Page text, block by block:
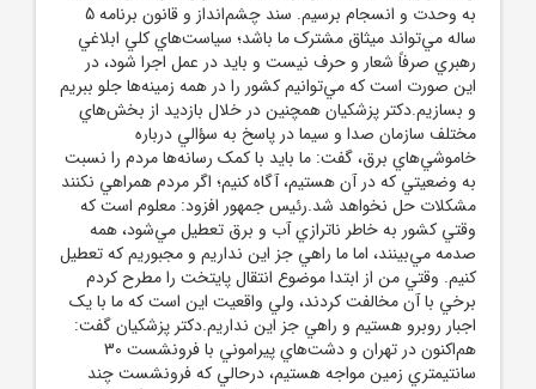
به وحدت و انسجام برسيم. سند چشم‌انداز و قانون برنامه 5
ساله مي‌تواند ميثاق مشترک ما باشد؛ سياست‌هاي کلي ابلاغي
رهبري صرفاً شعار و حرف نيست و بايد در عمل اجرا شود، در
اين صورت است که مي‌توانيم کشور را در همه زمينه‌ها جلو ببريم
و بسازيم.دکتر پزشکيان همچنين در خلال بازديد از بخش‌هاي
مختلف سازمان صدا و سيما در پاسخ به سؤالي درباره
خاموشي‌هاي برق، گفت: ما بايد با کمک رسانه‌ها مردم را نسبت
به وضعيتي که در آن هستيم، آگاه کنيم؛ اگر مردم همراهي نکنند
مشکلات حل نخواهد شد.رئيس جمهور افزود: معلوم است که
وقتي کشور به خاطر ناترازي آب و برق تعطيل مي‌شود، همه
صدمه مي‌بينند، اما ما راهي جز اين نداريم و مجبوريم که تعطيل
کنيم. وقتي من از ابتدا موضوع انتقال پايتخت را مطرح کردم
برخي با آن مخالفت کردند، ولي واقعيت اين است که ما با يک
اجبار روبرو هستيم و راهي جز اين نداريم.دکتر پزشکيان گفت:
هم‌اکنون در تهران و دشت‌هاي پيراموني با فرونشست 30
سانتيمتري زمين مواجه هستيم، درحالي که فرونشست چند